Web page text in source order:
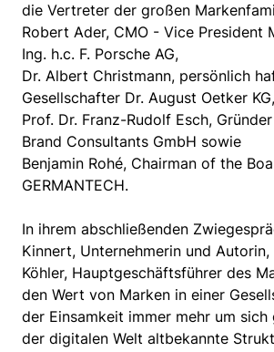
die Vertreter der großen
Robert Ader, CMO - Vice President
Ing. h.c. F. Porsche AG,
Dr. Albert Christmann, persönlich
Gesellschafter Dr. August Oetker KG,
Prof. Dr. Franz-Rudolf Esch,
Brand Consultants GmbH sowie
Benjamin Rohé, Chairman of the
GERMANTECH.
In ihrem abschließenden
Kinnert, Unternehmerin und
Köhler, Hauptgeschäftsführer des
den Wert von Marken in einer
der Einsamkeit immer mehr um
der digitalen Welt altbekannte